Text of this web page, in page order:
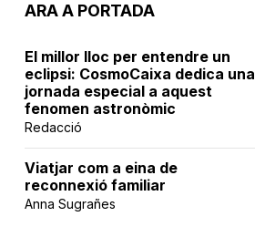
ARA A PORTADA
El millor lloc per entendre un
eclipsi: CosmoCaixa dedica una
jornada especial a aquest
fenomen astronòmic
Redacció
Viatjar com a eina de
reconnexió familiar
Anna Sugrañes